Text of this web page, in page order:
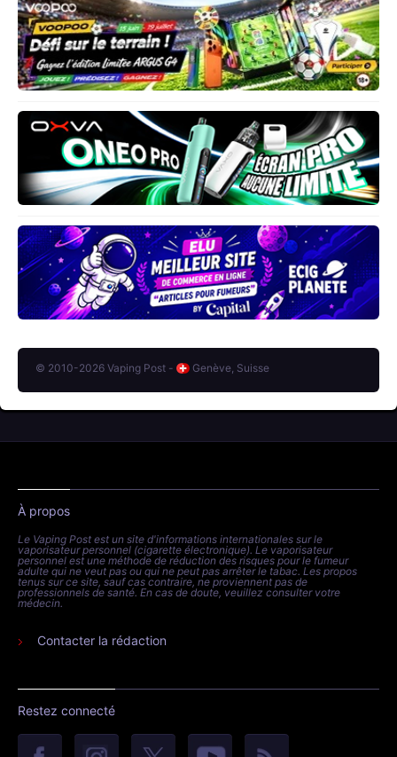
© 2010-2026 Vaping Post - Genève, Suisse
À propos
Le Vaping Post est un site d'informations internationales sur le
vaporisateur personnel (cigarette électronique). Le vaporisateur
personnel est une méthode de réduction des risques pour le fumeur
adulte qui ne veut pas ou qui ne peut pas arrêter le tabac. Les propos
tenus sur ce site, sauf cas contraire, ne proviennent pas de
professionnels de santé. En cas de doute, veuillez consulter votre
médecin.
Contacter la rédaction
Restez connecté